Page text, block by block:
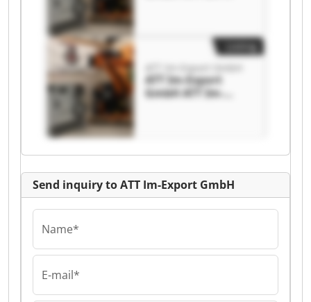
ATT Im-Export GmbH
ATT Im-Export
GmbH ATT Im-
Send inquiry to ATT Im-Export GmbH
Name*
E-mail*